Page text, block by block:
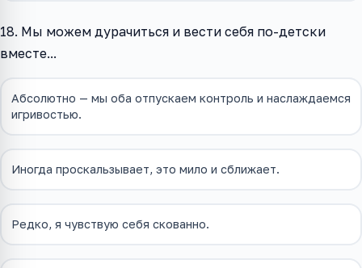
18. Мы можем дурачиться и вести себя по-детски
вместе...
Абсолютно — мы оба отпускаем контроль и наслаждаемся
игривостью.
Иногда проскальзывает, это мило и сближает.
Редко, я чувствую себя скованно.